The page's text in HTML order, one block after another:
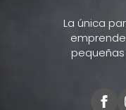
La única